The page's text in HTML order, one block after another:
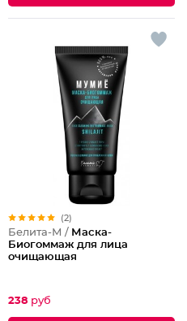
(2)
Белита-М / Маска-
Биогоммаж для лица
очищающая
238 руб